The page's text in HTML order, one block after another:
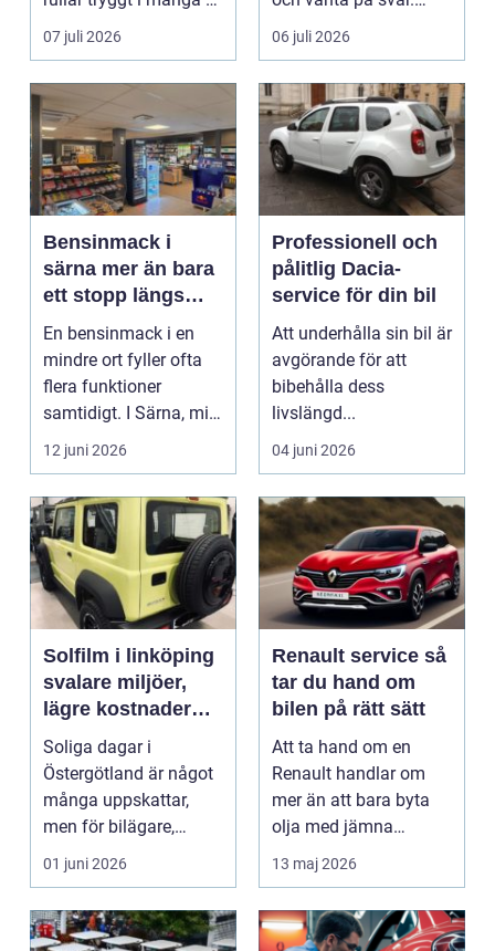
och återkommande ...
07 juli 2026
Många vill få en bra
p...
06 juli 2026
Bensinmack i
särna mer än bara
ett stopp längs
vägen
En bensinmack i en
mindre ort fyller ofta
flera funktioner
samtidigt. I Särna, mitt
i norra Dalarna,...
12 juni 2026
Professionell och
pålitlig Dacia-
service för din bil
Att underhålla sin bil är
avgörande för att
bibehålla dess
livslängd...
04 juni 2026
Solfilm i linköping
svalare miljöer,
lägre kostnader
och bättre komfort
Soliga dagar i
Östergötland är något
många uppskattar,
men för bilägare,
båtägare och
fastighetsförv...
01 juni 2026
Renault service så
tar du hand om
bilen på rätt sätt
Att ta hand om en
Renault handlar om
mer än att bara byta
olja med jämna
mellanrum. För många
biläga...
13 maj 2026